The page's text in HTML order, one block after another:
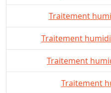
Traitement
Traitement
Traitement
Traitement